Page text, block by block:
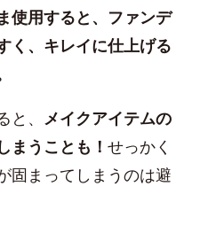
使用すると、ファンデ
く、キレイに仕上げる
、 メイクアイテムの
まうことも！ せっかく
固まってしまうのは避